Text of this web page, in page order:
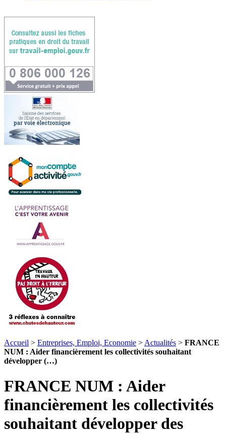
Accueil > Entreprises, Emploi, Economie >Actualités > FRANCE
NUM : Aider financièrement les collectivités souhaitant
développer (…)
FRANCE NUM : Aider
financièrement les collectivités
souhaitant développer des